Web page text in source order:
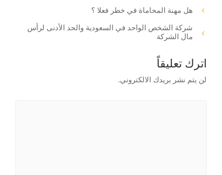
هل مهنة المحاماة في خطر فعلا ؟
شركة الشخص الواحد في السعودية والحد الأدنى لرأس
مال الشركة
اترك تعليقاً
لن يتم نشر بريدك الالكتروني.